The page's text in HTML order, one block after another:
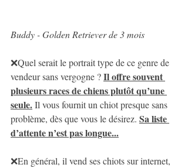
Buddy - Golden Retriever de 3 mois
❌Quel serait le portrait type de ce genre de
vendeur sans vergogne ? Il offre souvent
plusieurs races de chiens plutôt qu’une
seule. Il vous fournit un chiot presque sans
problème, dès que vous le désirez. Sa liste
d’attente n’est pas longue...
❌En général, il vend ses chiots sur internet,